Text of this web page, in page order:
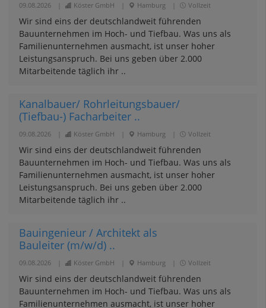
09.08.2026 Köster GmbH Hamburg Vollzeit
Wir sind eins der deutschlandweit führenden
Bauunternehmen im Hoch- und Tiefbau. Was uns als
Familienunternehmen ausmacht, ist unser hoher
Leistungsanspruch. Bei uns geben über 2.000
Mitarbeitende täglich ihr ..
Kanalbauer/ Rohrleitungsbauer/
(Tiefbau-) Facharbeiter ..
09.08.2026 Köster GmbH Hamburg Vollzeit
Wir sind eins der deutschlandweit führenden
Bauunternehmen im Hoch- und Tiefbau. Was uns als
Familienunternehmen ausmacht, ist unser hoher
Leistungsanspruch. Bei uns geben über 2.000
Mitarbeitende täglich ihr ..
Bauingenieur / Architekt als
Bauleiter (m/w/d) ..
09.08.2026 Köster GmbH Hamburg Vollzeit
Wir sind eins der deutschlandweit führenden
Bauunternehmen im Hoch- und Tiefbau. Was uns als
Familienunternehmen ausmacht, ist unser hoher